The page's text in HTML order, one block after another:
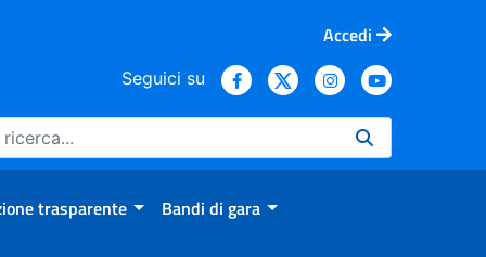
Accedi
Seguici su
trasparente Bandi di gara